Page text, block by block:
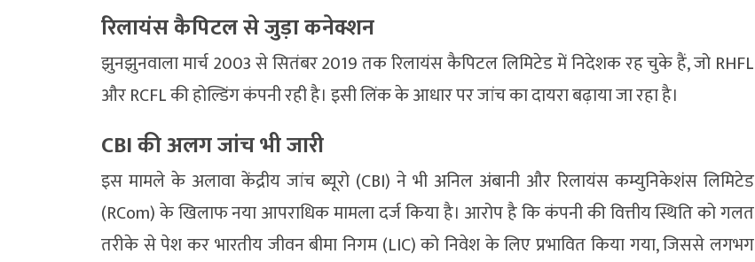
रिलायंस कैपिटल से जुड़ा कनेक्शन
झुनझुनवाला मार्च 2003 से सितंबर 2019 तक रिलायंस कैपिटल लिमिटेड में निदेशक रह चुके हैं, जो RHFL
और RCFL की होल्डिंग कंपनी रही है। इसी लिंक के आधार पर जांच का दायरा बढ़ाया जा रहा है।
CBI की अलग जांच भी जारी
इस मामले के अलावा केंद्रीय जांच ब्यूरो (CBI) ने भी अनिल अंबानी और रिलायंस कम्युनिकेशंस लिमिटेड
(RCom) के खिलाफ नया आपराधिक मामला दर्ज किया है। आरोप है कि कंपनी की वित्तीय स्थिति को गलत
तरीके से पेश कर भारतीय जीवन बीमा निगम (LIC) को निवेश के लिए प्रभावित किया गया, जिससे लगभग